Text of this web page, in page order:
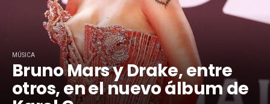
MÚSICA
Bruno Mars y Drake, entre
otros, en el nuevo álbum de